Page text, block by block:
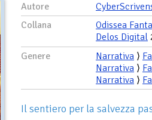
Autore
Collana
Odissea
Delos Digital
Genere Narrativa ⟩
Narrativa ⟩
Narrativa ⟩
Il sentiero per la salvezza